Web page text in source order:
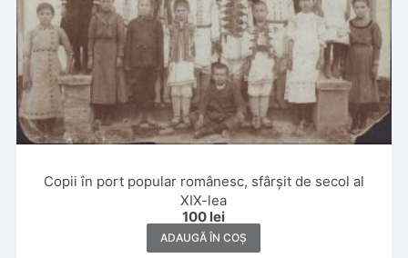
Copii în port popular românesc, sfârșit de secol al
XIX-lea
100 lei
ADAUGĂ ÎN COȘ